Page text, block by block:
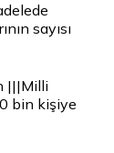
sayısı
|||Milli
bin kişiye